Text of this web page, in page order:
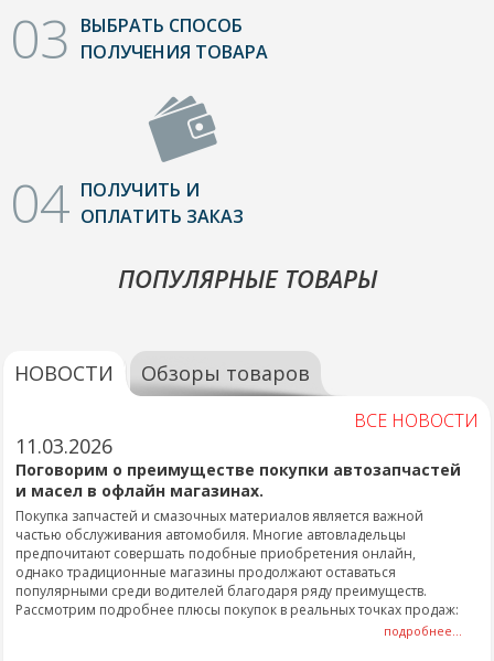
03 ВЫБРАТЬ СПОСОБ
ПОЛУЧЕНИЯ ТОВАРА
04 ПОЛУЧИТЬ И
ОПЛАТИТЬ ЗАКАЗ
ПОПУЛЯРНЫЕ ТОВАРЫ
НОВОСТИ Обзоры товаров
ВСЕ НОВОСТИ
11.03.2026
Поговорим о преимуществе покупки автозапчастей
и масел в офлайн магазинах.
Покупка запчастей и смазочных материалов является важной
частью обслуживания автомобиля. Многие автовладельцы
предпочитают совершать подобные приобретения онлайн,
однако традиционные магазины продолжают оставаться
популярными среди водителей благодаря ряду преимуществ.
Рассмотрим подробнее плюсы покупок в реальных точках продаж:
подробнее...